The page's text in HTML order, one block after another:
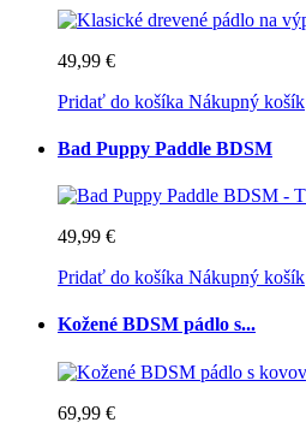
49,99 €
Pridať do košíka Nákupný košík
Bad Puppy Paddle BDSM
49,99 €
Pridať do košíka Nákupný košík
Kožené BDSM pádlo s...
69,99 €